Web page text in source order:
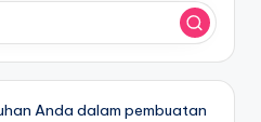
Anda dalam pembuatan